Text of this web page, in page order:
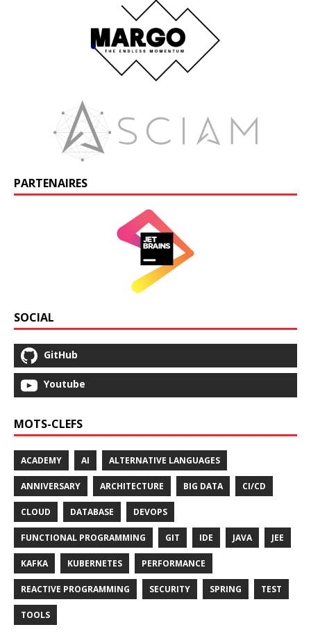
PARTENAIRES
SOCIAL
GitHub
Youtube
MOTS-CLEFS
ACADEMY AI ALTERNATIVE LANGUAGES
ANNIVERSARY ARCHITECTURE BIG DATA CI/CD
CLOUD DATABASE DEVOPS
FUNCTIONAL PROGRAMMING GIT IDE JAVA JEE
KAFKA KUBERNETES PERFORMANCE
REACTIVE PROGRAMMING SECURITY SPRING TEST
TOOLS